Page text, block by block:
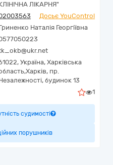
ЛІКАРНЯ"
Досьє YouControl
Наталія Георгіївна
Україна, Харківська
Харків, пр.
будинок 13
1
судимості
порушників